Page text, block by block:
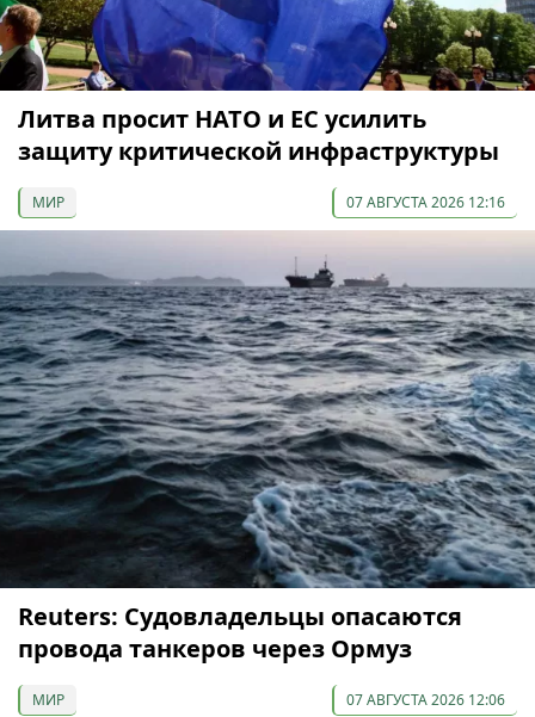
Литва просит НАТО и ЕС усилить
защиту критической инфраструктуры
МИР 07 АВГУСТА 2026 12:16
Reuters: Судовладельцы опасаются
провода танкеров через Ормуз
МИР 07 АВГУСТА 2026 12:06